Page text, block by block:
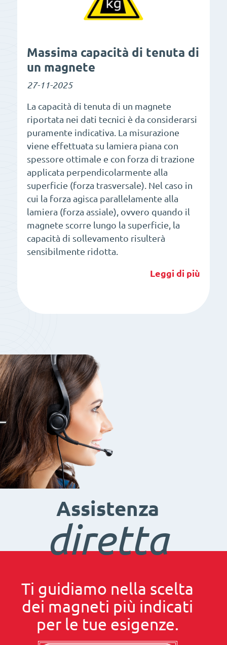
Massima capacità di tenuta di
un magnete
27-11-2025
La capacità di tenuta di un magnete
riportata nei dati tecnici è da considerarsi
puramente indicativa. La misurazione
viene effettuata su lamiera piana con
spessore ottimale e con forza di trazione
applicata perpendicolarmente alla
superficie (forza trasversale). Nel caso in
cui la forza agisca parallelamente alla
lamiera (forza assiale), ovvero quando il
magnete scorre lungo la superficie, la
capacità di sollevamento risulterà
sensibilmente ridotta.
Leggi di più
Assistenza
diretta
Ti guidiamo nella scelta
dei magneti più indicati
per le tue esigenze.